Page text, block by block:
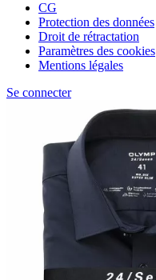
CG
Protection des données
Droit de rétractation
Paramètres des cookies
Mentions légales
Se connecter